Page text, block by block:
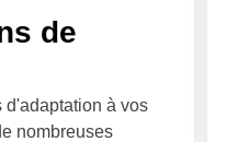
de
d'adaptation à vos
nombreuses